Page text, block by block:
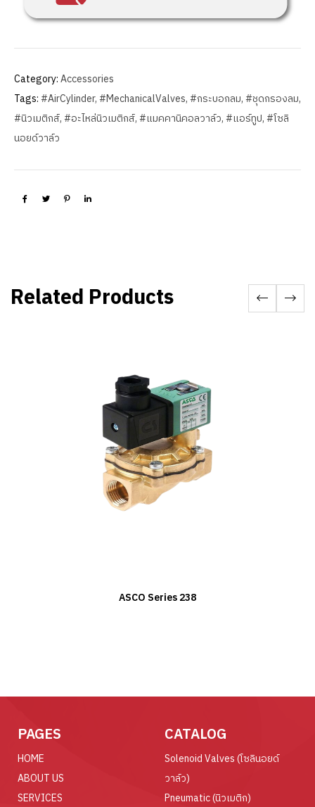
Category:Accessories
Tags:#AirCylinder,#MechanicalValves,#กระบอกลม,#ชุดกรองลม,
#นิวเมติกส์,#อะไหล่นิวเมติกส์,#แมคคานิคอลวาล์ว,#แอร์ทูป,#โซลิ
นอยด์วาล์ว
Related Products
ASCO Series 238
PAGES
HOME
ABOUT US
SERVICES
CATALOG
Solenoid Valves (โซลินอยด์
วาล์ว)
Pneumatic (นิวเมติก)